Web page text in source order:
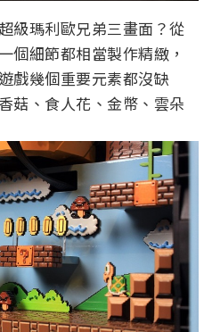
級瑪利歐兄弟三畫面？從
個細節都相當製作精緻，
戲幾個重要元素都沒缺
菇、食人花、金幣、雲朵